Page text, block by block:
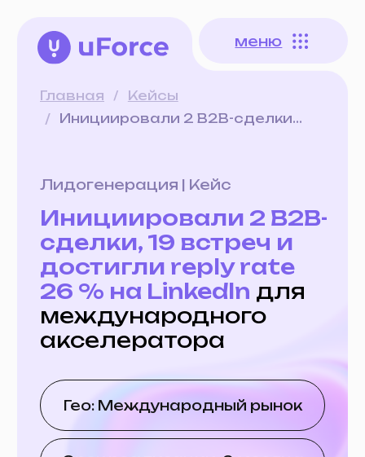
Гео: Международный рынок
Срок реализации: 2 месяца
достигли reply rate
26 % на Linkedln
международного
акселератора